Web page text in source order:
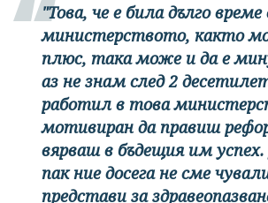
"Това, че е била дълго време
министерството, както
плюс, така може и да е
аз не знам след 2
работил в това
мотивиран да правиш
вярваш в бъдещия им успех.
пак ние досега не сме
представи за